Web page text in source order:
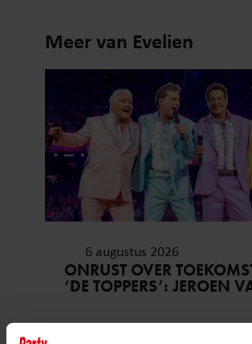
Meer van Evelien
6 augustus 2026
ONRUST OVER
‘DE TOPPERS’: JEROEN
RECHT